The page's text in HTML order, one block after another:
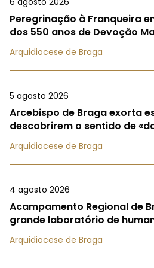
Peregrinação à Franqueira
dos 550 anos de Devoção
Arquidiocese de Braga
5 agosto 2026
Arcebispo de Braga exorta
descobrirem o sentido de
Arquidiocese de Braga
4 agosto 2026
Acampamento Regional de
grande laboratório de
Arquidiocese de Braga